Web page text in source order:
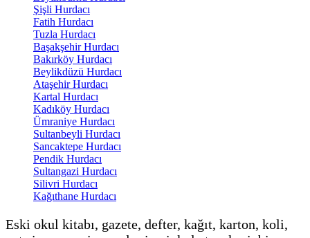
Şişli Hurdacı
Fatih Hurdacı
Tuzla Hurdacı
Başakşehir Hurdacı
Bakırköy Hurdacı
Beylikdüzü Hurdacı
Ataşehir Hurdacı
Kartal Hurdacı
Kadıköy Hurdacı
Ümraniye Hurdacı
Sultanbeyli Hurdacı
Sancaktepe Hurdacı
Pendik Hurdacı
Sultangazi Hurdacı
Silivri Hurdacı
Kağıthane Hurdacı
Eski okul kitabı, gazete, defter, kağıt, karton, koli,